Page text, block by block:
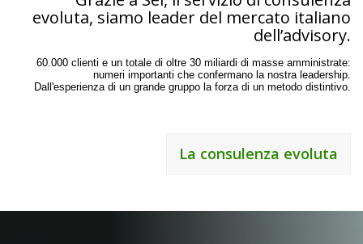
evoluta, siamo leader del mercato italiano
dell’advisory.
60.000 clienti e un totale di oltre 30 miliardi di masse amministrate:
numeri importanti che confermano la nostra leadership.
Dall'esperienza di un grande gruppo la forza di un metodo distintivo.
La consulenza evoluta